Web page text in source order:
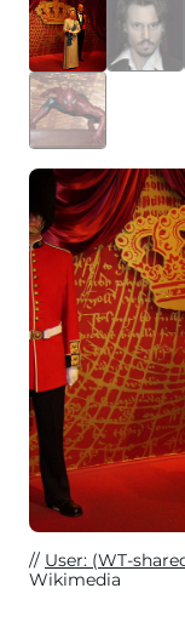
User: (WT-
Wikimedia